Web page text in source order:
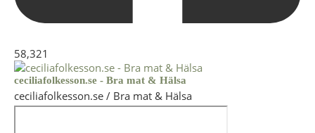
58,321
ceciliafolkesson.se - Bra mat & Hälsa
ceciliafolkesson.se / Bra mat & Hälsa